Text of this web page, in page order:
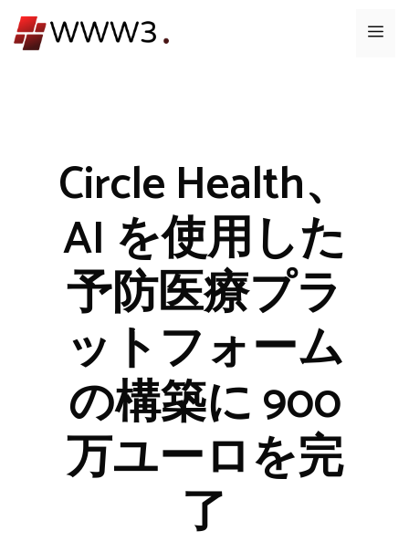
ン
メ
Circle Health、
AI を使用した
予防医療プラ
ットフォーム
の構築に 900
万ユーロを完
了